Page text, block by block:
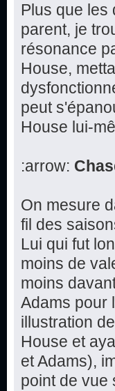
Plus que les
parent, je
résonance
House,
peut
House lui-
:arrow:
On mesure
fil des
Lui qui fut
moins de
moins
Adams pour
illustration
House et
et Adams),
point de vue